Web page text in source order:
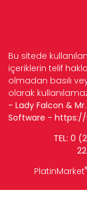
Bu sitede
içeriklerin telif
olmadan basılı
olarak
- Lady Falcon &
Software - https://
TEL: 0
22
PlatinMarket®